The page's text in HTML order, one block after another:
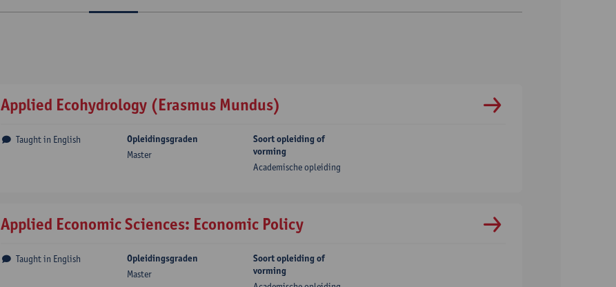
Applied Ecohydrology (Erasmus Mundus)
Taught in English Opleidingsgraden
Master
Soort opleiding of
vorming
Academische opleiding
Applied Economic Sciences: Economic Policy
Taught in English Opleidingsgraden
Master
Soort opleiding of
vorming